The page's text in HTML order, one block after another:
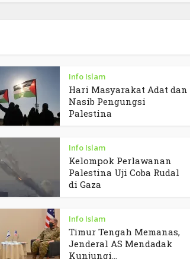
Info Islam
Hari Masyarakat Adat dan
Nasib Pengungsi
Palestina
Info Islam
Kelompok Perlawanan
Palestina Uji Coba Rudal
di Gaza
Info Islam
Timur Tengah Memanas,
Jenderal AS Mendadak
Kunjungi...